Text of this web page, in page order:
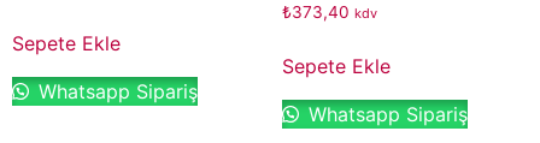
Sepete Ekle
Whatsapp Sipariş
₺373,40 kdv
Sepete Ekle
Whatsapp Sipariş